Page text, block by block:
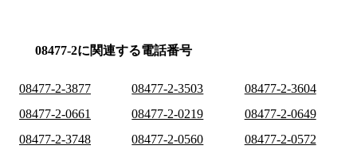
08477-2に関連する電話番号
08477-2-3877 08477-2-3503
08477-2-3604
08477-2-0661
08477-2-0219
08477-2-0649
08477-2-3748
08477-2-0560
08477-2-0572